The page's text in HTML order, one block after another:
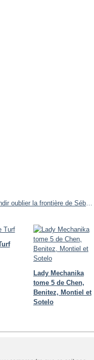
Il faudrait pour grandir oublier la frontière de Sébastien Juillard
Lady Mechanika
tome 5 de Chen,
Benitez, Montiel et
Sotelo